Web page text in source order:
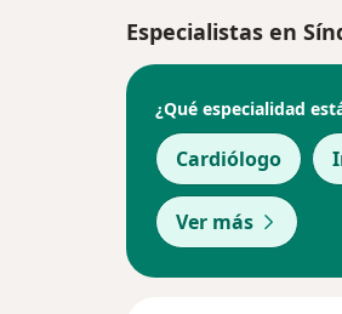
Especialistas en
¿Qué especialidad
Cardiólogo
Ver más